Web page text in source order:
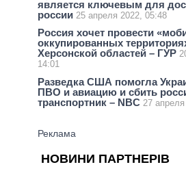
является ключевым для
россии 25 апреля 2022, 05:48
Россия хочет провести
оккупированных
Херсонской областей – ГУР
14:01
Разведка США помогла
ПВО и авиацию и сбить
транспортник – NBC 27